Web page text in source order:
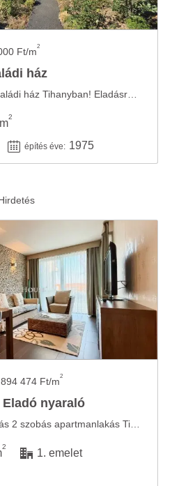
Ft/m2
ház
2
építés éve: 1975
474 Ft/m2
Eladó nyaraló
2
1. emelet